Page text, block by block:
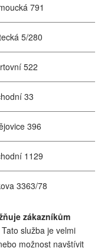
791
5/280
522
33
396
1129
3363/78
zákazníkům
Tato služba je velmi
možnost navštívit